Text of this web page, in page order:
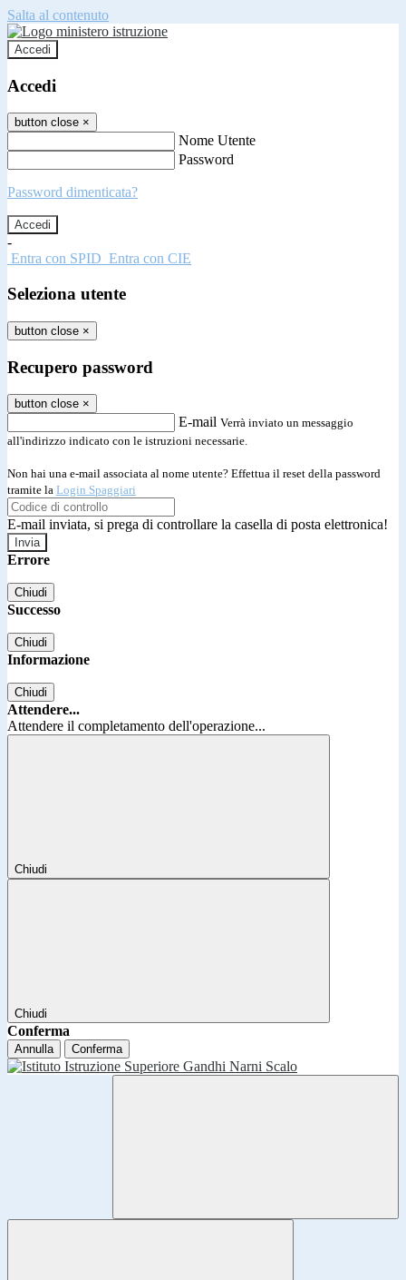
Salta al contenuto
Accedi
Accedi
button close ×
Nome Utente
Password
Password dimenticata?
-
Entra con SPID Entra con CIE
Seleziona utente
button close ×
Recupero password
button close ×
E-mail Verrà inviato un messaggio
all'indirizzo indicato con le istruzioni necessarie.
Non hai una e-mail associata al nome utente? Effettua il reset della password
tramite la Login Spaggiari
E-mail inviata, si prega di controllare la casella di posta elettronica!
Errore
Chiudi
Successo
Chiudi
Informazione
Chiudi
Attendere...
Attendere il completamento dell'operazione...
Chiudi
Chiudi
Conferma
Annulla Conferma